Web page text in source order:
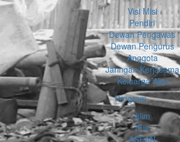
Visi Misi
Pendiri
Dewan Pengawas
Dewan Pengurus
Anggota
Jaringan Kerjasama
Keluarga Aksi
Program
iklim
IFIs
ASEAN